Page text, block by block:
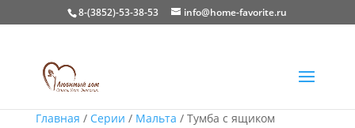
8-(3852)-53-38-53 info@home-favorite.ru
Главная / Серии / Мальта / Тумба с ящиком